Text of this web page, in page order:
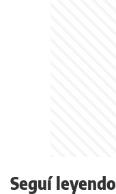
Seguí leyendo